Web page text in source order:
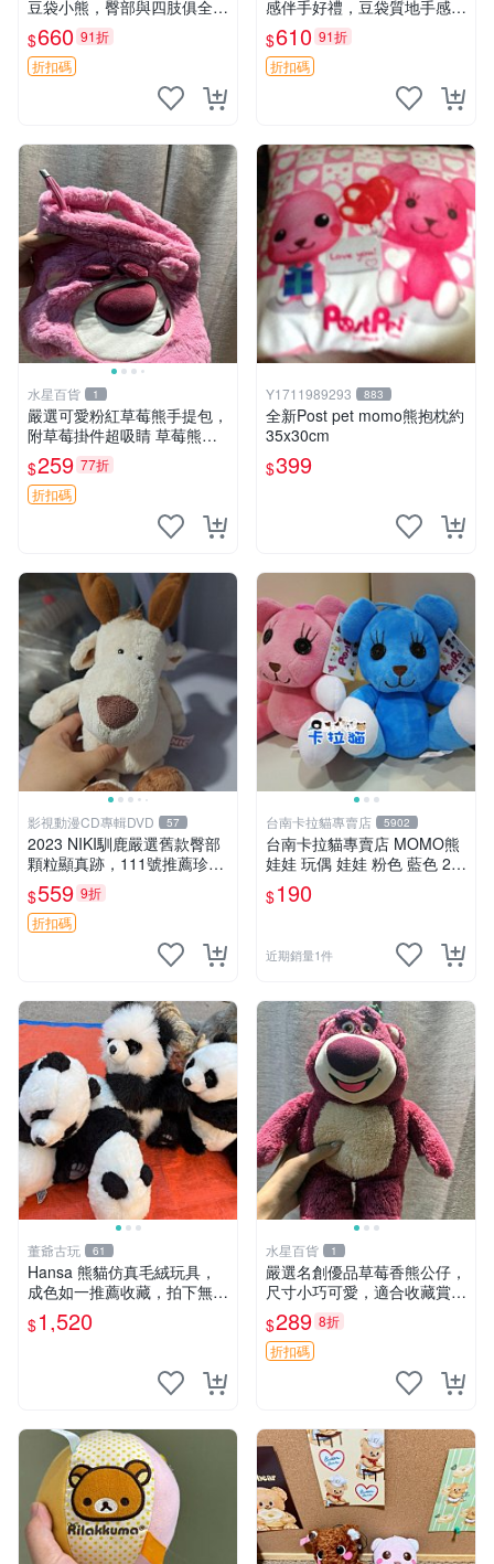
豆袋小熊，臀部與四肢俱全，
坐高11公分，附原盒與吊牌
收藏。藍鼻子小熊，值得擁有
玩具 憶熊
$660 91折
折扣碼
感伴手好禮，豆袋質地手感
佳，抱枕小熊 recom 推薦 白
色豆袋 玩具
$610 91折
折扣碼
水星百貨 1
嚴選可愛粉紅草莓熊手提包，
附草莓掛件超吸睛 草莓熊手
提包 草莓掛件 可愛portunes
e
$259 77折
折扣碼
Y1711989293 883
全新Post pet momo熊抱枕約
35x30cm
$399
影視動漫CD專輯DVD 57
2023 NIKI馴鹿嚴選舊款臀部
顆粒顯真跡，111號推薦珍藏
品 馴鹿 舊款 尾巴顆粒
$559 9折
折扣碼
台南卡拉貓專賣店 5902
台南卡拉貓專賣店 MOMO熊
娃娃 玩偶 娃娃 粉色 藍色 2色
分售
$190
近期銷量1件
董爺古玩 61
Hansa 熊貓仿真毛絨玩具，
成色如一推薦收藏，拍下無疑
心 熊貓 毛絨玩具 收藏
$1,520
水星百貨 1
嚴選名創優品草莓香熊公仔，
尺寸小巧可愛，適合收藏賞玩
30cm 玩具 公仔 草莓熊
$289 8折
折扣碼